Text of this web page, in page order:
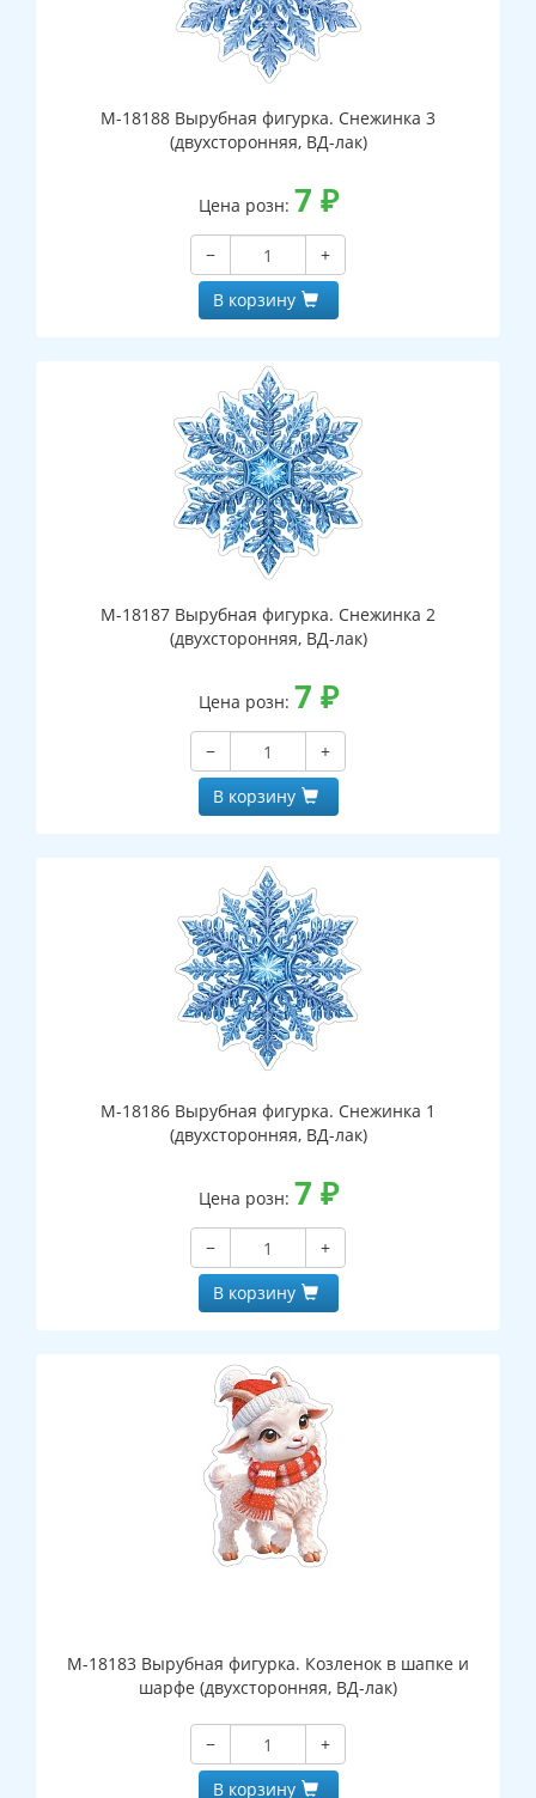
М-18188 Вырубная фигурка. Снежинка 3
(двухсторонняя, ВД-лак)
Цена розн: 7 ₽
−
+
В корзину
М-18187 Вырубная фигурка. Снежинка 2
(двухсторонняя, ВД-лак)
Цена розн: 7 ₽
−
+
В корзину
М-18186 Вырубная фигурка. Снежинка 1
(двухсторонняя, ВД-лак)
Цена розн: 7 ₽
−
+
В корзину
М-18183 Вырубная фигурка. Козленок в шапке и
шарфе (двухсторонняя, ВД-лак)
−
+
В корзину